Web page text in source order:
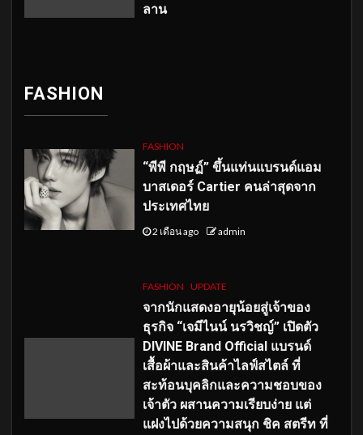
ลาน
FASHION
FASHION
“พีพี กฤษฏ์” ขึ้นแท่นแบรนด์แอม
บาสเดอร์ Cartier คนล่าสุดจาก
ประเทศไทย
2 เดือน ago admin
FASHION UPDATE
จากนักแสดงอายุน้อยสู่เจ้าของ
ธุรกิจ “เจมีไนน์ นรวิชญ์” เปิดตัว
DIVINE Brand Official แบรนด์
เสื้อผ้าและสินค้าไลฟ์สไตล์ ที่
สะท้อนบุคลิกและความชอบของ
เจ้าตัว ผสานความเรียบง่าย แต่
แฝงไปด้วยความสนุก ชิค สตรีท ที่